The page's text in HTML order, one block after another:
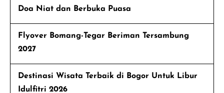
Doa Niat dan Berbuka Puasa
Flyover Bomang-Tegar Beriman Tersambung
2027
Destinasi Wisata Terbaik di Bogor Untuk Libur
Idulfitri 2026